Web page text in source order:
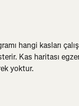
hangi kasları
Kas haritası
yoktur.